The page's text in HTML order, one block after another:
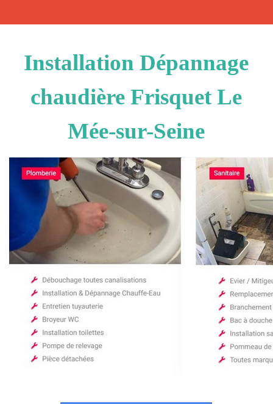
Installation Dépannage
chaudière Frisquet Le
Mée-sur-Seine